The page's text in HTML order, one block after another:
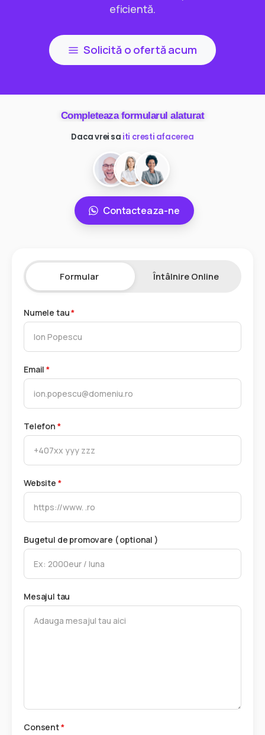
eficientă.
Solicită o ofertă acum
Completeaza formularul alaturat
Daca vrei sa ai mai multi clienti
Contacteaza-ne
Formular Întâlnire Online
Numele tau*
Email*
Telefon *
Website *
Bugetul de promovare ( optional )
Mesajul tau
Consent*